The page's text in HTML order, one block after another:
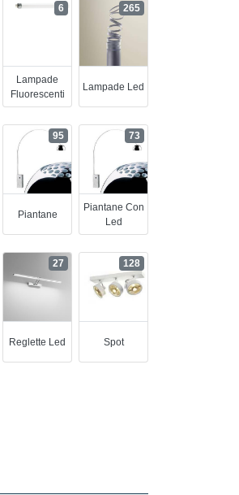
Lampade
Fluorescenti
6
Lampade Led
265
Piantane
95
Piantane Con
Led
73
Reglette Led
27
Spot
128